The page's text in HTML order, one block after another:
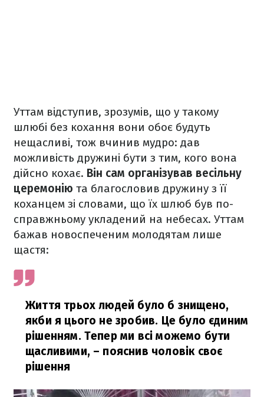
Уттам відступив, зрозумів, що у такому
шлюбі без кохання вони обоє будуть
нещасливі, тож вчинив мудро: дав
можливість дружині бути з тим, кого вона
дійсно кохає. Він сам організував весільну
церемонію та благословив дружину з її
коханцем зі словами, що їх шлюб був по-
справжньому укладений на небесах. Уттам
бажав новоспеченим молодятам лише
щастя:
Життя трьох людей було б знищено,
якби я цього не зробив. Це було єдиним
рішенням. Тепер ми всі можемо бути
щасливими, – пояснив чоловік своє
рішення